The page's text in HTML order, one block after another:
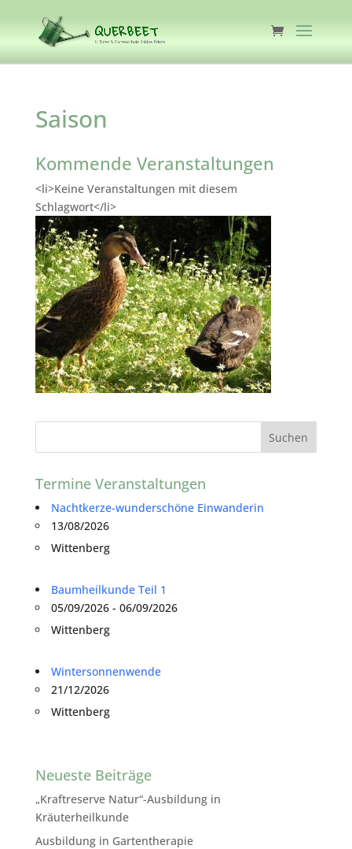
Saison
Kommende Veranstaltungen
<li>Keine Veranstaltungen mit diesem
Schlagwort</li>
Termine Veranstaltungen
Nachtkerze-wunderschöne Einwanderin
13/08/2026
Wittenberg
Baumheilkunde Teil 1
05/09/2026 - 06/09/2026
Wittenberg
Wintersonnenwende
21/12/2026
Wittenberg
Neueste Beiträge
„Kraftreserve Natur“-Ausbildung in
Kräuterheilkunde
Ausbildung in Gartentherapie